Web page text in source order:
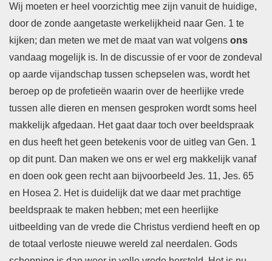
Wij moeten er heel voorzichtig mee zijn vanuit de huidige,
door de zonde aangetaste werkelijkheid naar Gen. 1 te
kijken; dan meten we met de maat van wat volgens ons
vandaag mogelijk is. In de discussie of er voor de zondeval
op aarde vijandschap tussen schepselen was, wordt het
beroep op de profetieën waarin over de heerlijke vrede
tussen alle dieren en mensen gesproken wordt soms heel
makkelijk afgedaan. Het gaat daar toch over beeldspraak
en dus heeft het geen betekenis voor de uitleg van Gen. 1
op dit punt. Dan maken we ons er wel erg makkelijk vanaf
en doen ook geen recht aan bijvoorbeeld Jes. 11, Jes. 65
en Hosea 2. Het is duidelijk dat we daar met prachtige
beeldspraak te maken hebben; met een heerlijke
uitbeelding van de vrede die Christus verdiend heeft en op
de totaal verloste nieuwe wereld zal neerdalen. Gods